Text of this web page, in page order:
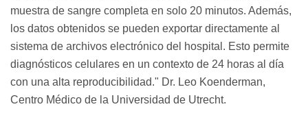
muestra de sangre completa en solo 20 minutos. Además,
los datos obtenidos se pueden exportar directamente al
sistema de archivos electrónico del hospital. Esto permite
diagnósticos celulares en un contexto de 24 horas al día
con una alta reproducibilidad.
Dr. Leo Koenderman,
Centro Médico de la Universidad de Utrecht.